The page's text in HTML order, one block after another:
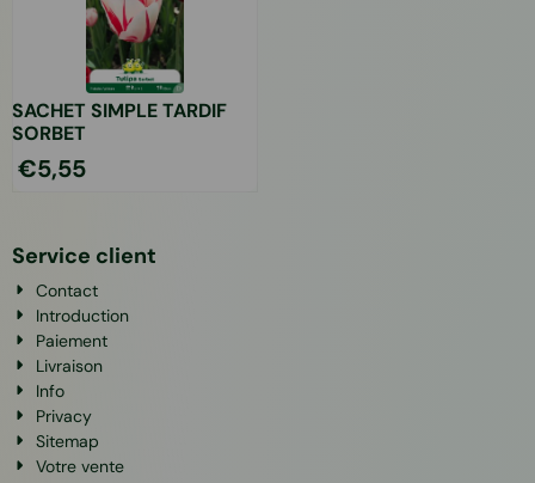
SACHET SIMPLE TARDIF
SORBET
€5,55
Service client
Contact
Introduction
Paiement
Livraison
Info
Privacy
Sitemap
Votre vente